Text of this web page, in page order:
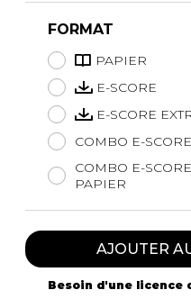
FORMAT
PAPIER
E-SCORE
E-SCORE
COMBO E-
COMBO E-
PAPIER
AJOUTER
Besoin d'une licence